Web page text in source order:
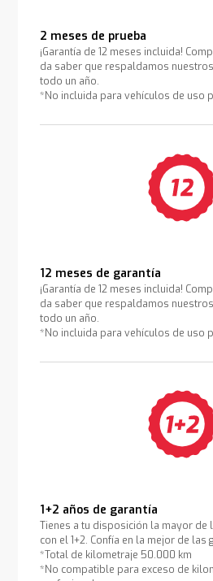
2 meses de prueba
¡Garantía de 12 meses incluida!
da saber que respaldamos
todo un año.
*No incluida para vehículos de uso
12 meses de garantía
¡Garantía de 12 meses incluida!
da saber que respaldamos
todo un año.
*No incluida para vehículos de uso
1+2 años de garantía
Tienes a tu disposición la mayor de
con el 1+2. Confía en la mejor de las
*Total de kilometraje 50.000 km
*No compatible para exceso de